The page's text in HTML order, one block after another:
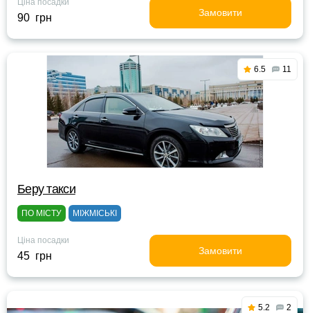
Ціна посадки
90 грн Замовити
6.5 11
Беру такси
ПО МІСТУ МІЖМІСЬКІ
Ціна посадки
45 грн Замовити
5.2 2